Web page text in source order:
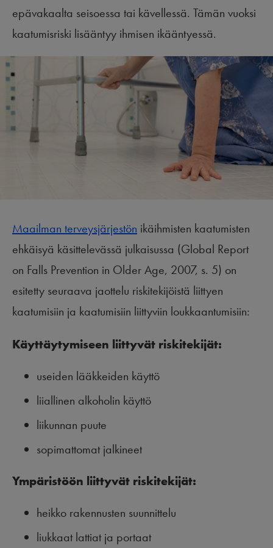
epävakaalta seisoessa tai kävellessä. Tämän vuoksi
kaatumisriski lisääntyy ihmisen ikääntyessä.
Maailman terveysjärjestön ikäihmisten kaatumisten
ehkäisyä käsittelevässä julkaisussa (Global Report
on Falls Prevention in Older Age, 2007, s. 5) on
esitetty seuraava jaottelu riskitekijöistä liittyen
kaatumisiin ja kaatumisiin liittyviin loukkaantumisiin:
Käyttäytymiseen liittyvät riskitekijät:
useiden lääkkeiden käyttö
liiallinen alkoholin käyttö
liikunnan puute
sopimattomat jalkineet
Ympäristöön liittyvät riskitekijät:
heikko rakennusten suunnittelu
liukkaat lattiat ja portaat